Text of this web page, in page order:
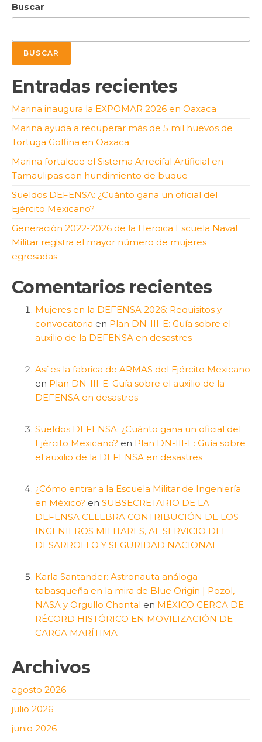
Buscar
BUSCAR
Entradas recientes
Marina inaugura la EXPOMAR 2026 en Oaxaca
Marina ayuda a recuperar más de 5 mil huevos de
Tortuga Golfina en Oaxaca
Marina fortalece el Sistema Arrecifal Artificial en
Tamaulipas con hundimiento de buque
Sueldos DEFENSA: ¿Cuánto gana un oficial del
Ejército Mexicano?
Generación 2022-2026 de la Heroica Escuela Naval
Militar registra el mayor número de mujeres
egresadas
Comentarios recientes
Mujeres en la DEFENSA 2026: Requisitos y
convocatoria en Plan DN-III-E: Guía sobre el
auxilio de la DEFENSA en desastres
Así es la fabrica de ARMAS del Ejército Mexicano
en Plan DN-III-E: Guía sobre el auxilio de la
DEFENSA en desastres
Sueldos DEFENSA: ¿Cuánto gana un oficial del
Ejército Mexicano? en Plan DN-III-E: Guía sobre
el auxilio de la DEFENSA en desastres
¿Cómo entrar a la Escuela Militar de Ingeniería
en México? en SUBSECRETARIO DE LA
DEFENSA CELEBRA CONTRIBUCIÓN DE LOS
INGENIEROS MILITARES, AL SERVICIO DEL
DESARROLLO Y SEGURIDAD NACIONAL
Karla Santander: Astronauta análoga
tabasqueña en la mira de Blue Origin | Pozol,
NASA y Orgullo Chontal en MÉXICO CERCA DE
RÉCORD HISTÓRICO EN MOVILIZACIÓN DE
CARGA MARÍTIMA
Archivos
agosto 2026
julio 2026
junio 2026